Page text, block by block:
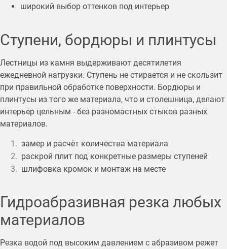
широкий выбор оттенков под интерьер
Ступени, бордюры и плинтусы
Лестницы из камня выдерживают десятилетия
ежедневной нагрузки. Ступень не стирается и не скользит
при правильной обработке поверхности. Бордюры и
плинтусы из того же материала, что и столешница, делают
интерьер цельным - без разномастных стыков разных
материалов.
замер и расчёт количества материала
раскрой плит под конкретные размеры ступеней
шлифовка кромок и монтаж на месте
Гидроабразивная резка любых
материалов
Резка водой под высоким давлением с абразивом режет